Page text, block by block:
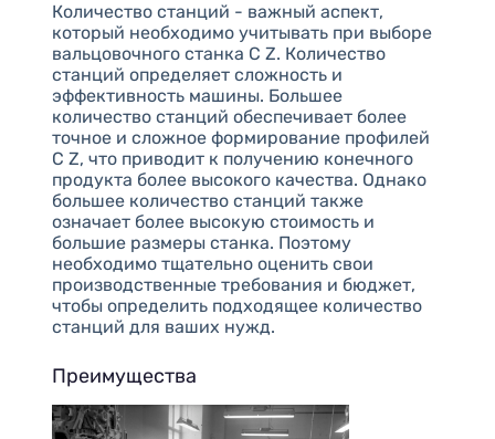
Количество станций - важный аспект,
который необходимо учитывать при выборе
вальцовочного станка C Z. Количество
станций определяет сложность и
эффективность машины. Большее
количество станций обеспечивает более
точное и сложное формирование профилей
C Z, что приводит к получению конечного
продукта более высокого качества. Однако
большее количество станций также
означает более высокую стоимость и
большие размеры станка. Поэтому
необходимо тщательно оценить свои
производственные требования и бюджет,
чтобы определить подходящее количество
станций для ваших нужд.
Преимущества